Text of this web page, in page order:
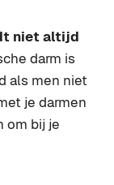
niet altijd
darm is
als men niet
je darmen
om bij je